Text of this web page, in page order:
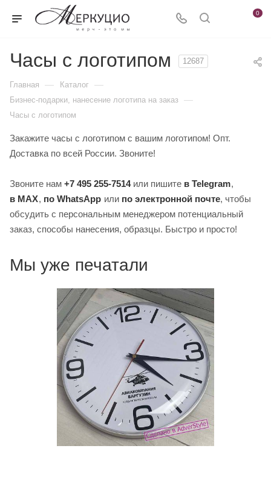
0
Часы с логотипом 12687
Главная — Каталог —
Бизнес-подарки, нанесение логотипа на заказ —
Часы с логотипом
Закажите часы с логотипом с вашим логотипом! Опт.
Доставка по всей России. Звоните!
Звоните нам +7 495 255-7514или пишите в Telegram,
в MAX, по WhatsApp или по электронной почте, чтобы
обсудить с персональным менеджером потенциальный
заказ, способы нанесения, образцы. Быстро и просто!
Мы уже печатали